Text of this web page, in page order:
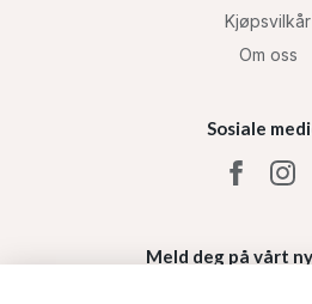
Kjøpsvilkår
Om oss
Sosiale
Meld deg på vårt